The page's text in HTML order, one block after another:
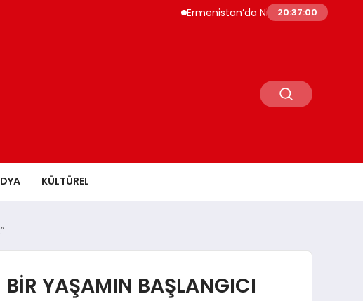
Ermenistan’da Nikol Paşinyan Yeniden
20:37:01
KÜLTÜREL
BİR YAŞAMIN BAŞLANGICI